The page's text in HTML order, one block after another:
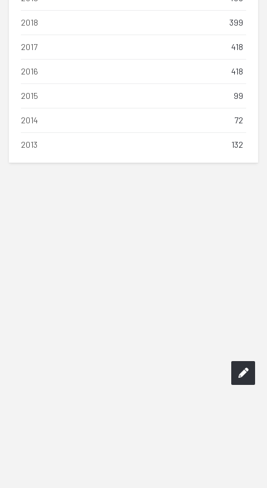
2018 399
2017 418
2016 418
2015 99
2014 72
2013 132